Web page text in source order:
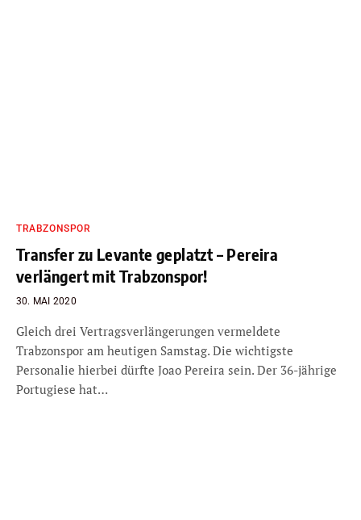
TRABZONSPOR
Transfer zu Levante geplatzt – Pereira
verlängert mit Trabzonspor!
30. MAI 2020
Gleich drei Vertragsverlängerungen vermeldete
Trabzonspor am heutigen Samstag. Die wichtigste
Personalie hierbei dürfte Joao Pereira sein. Der 36-jährige
Portugiese hat…